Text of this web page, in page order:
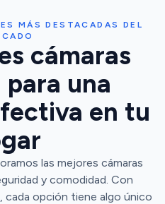
MÁS DESTACADAS DEL
cámaras
una
en tu
las mejores cámaras
y comodidad. Con
cada opción tiene algo único